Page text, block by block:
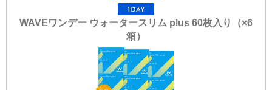
WAVEワンデー ウォータースリム plus 60枚入り（×6
箱）